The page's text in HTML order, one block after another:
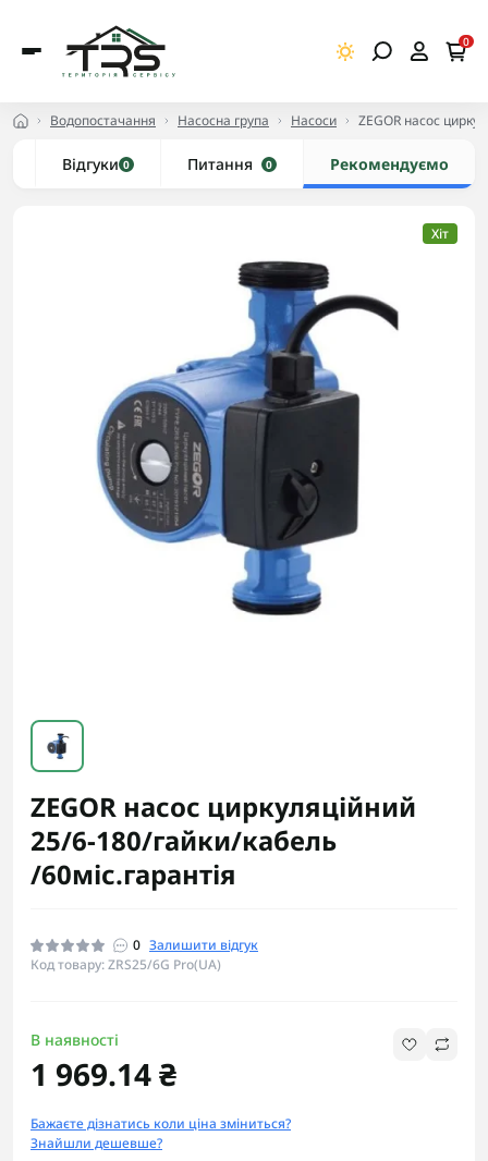
0
Водопостачання Насосна група Насоси ZEGOR насос
Відгуки 0 Питання 0 Рекомендуємо
Хіт
ZEGOR насос циркуляційний
25/6-180/гайки/кабель
/60міс.гарантія
0 Залишити відгук
Код товару: ZRS25/6G Pro(UA)
В наявності
1 969.14 ₴
Бажаєте дізнатись коли ціна зміниться?
Знайшли дешевше?